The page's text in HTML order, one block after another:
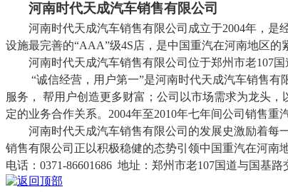
河南时代天成汽车销售有限公司
河南时代天成汽车销售有限公司成立于2004年，是
设施最完善的“AAA”级4S店，是中国重汽在河南地区的
河南时代天成汽车销售有限公司位于郑州市老107
“诚信经营，用户第一”是河南时代天成汽车销售
服务， 帮用户创造更多财富；公司以市场需求为龙头
定的业务合作关系。 2004年至2010年七年间公司销售重
河南时代天成汽车销售有限公司的发展史激励着每
销售有限公司正以积极稳健的态势引领中国重汽在河南
电话： 0371-86601686 地址：郑州市老107国道与国基路